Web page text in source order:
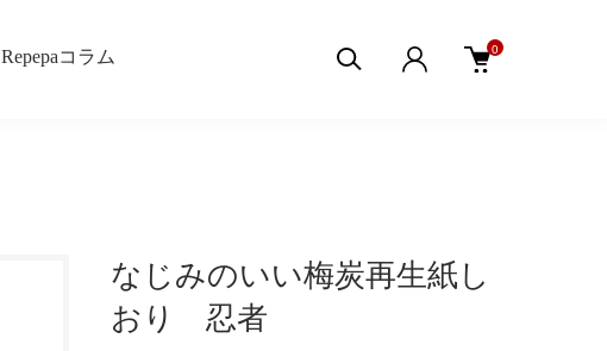
Repepaコラム 0
なじみのいい梅炭再生紙し
おり 忍者